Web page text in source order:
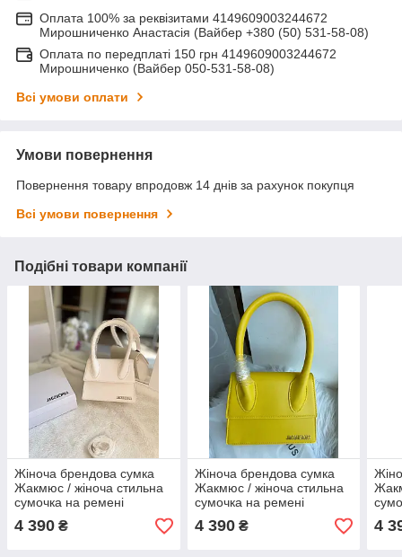
Оплата 100% за реквізитами 4149609003244672
Мирошниченко Анастасія (Вайбер +380 (50) 531-58-08)
Оплата по передплаті 150 грн 4149609003244672
Мирошниченко (Вайбер 050-531-58-08)
Всі умови оплати
Умови повернення
Повернення товару впродовж 14 днів за рахунок покупця
Всі умови повернення
Подібні товари компанії
Жіноча брендова сумка
Жакмюс / жіноча стильна
сумочка на ремені
Jacquemus
4 390 ₴
Жіноча брендова сумка
Жакмюс / жіноча стильна
сумочка на ремені
Jacquemus
4 390₴ 4